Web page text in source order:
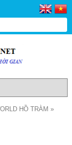
HỒ TRÀM »